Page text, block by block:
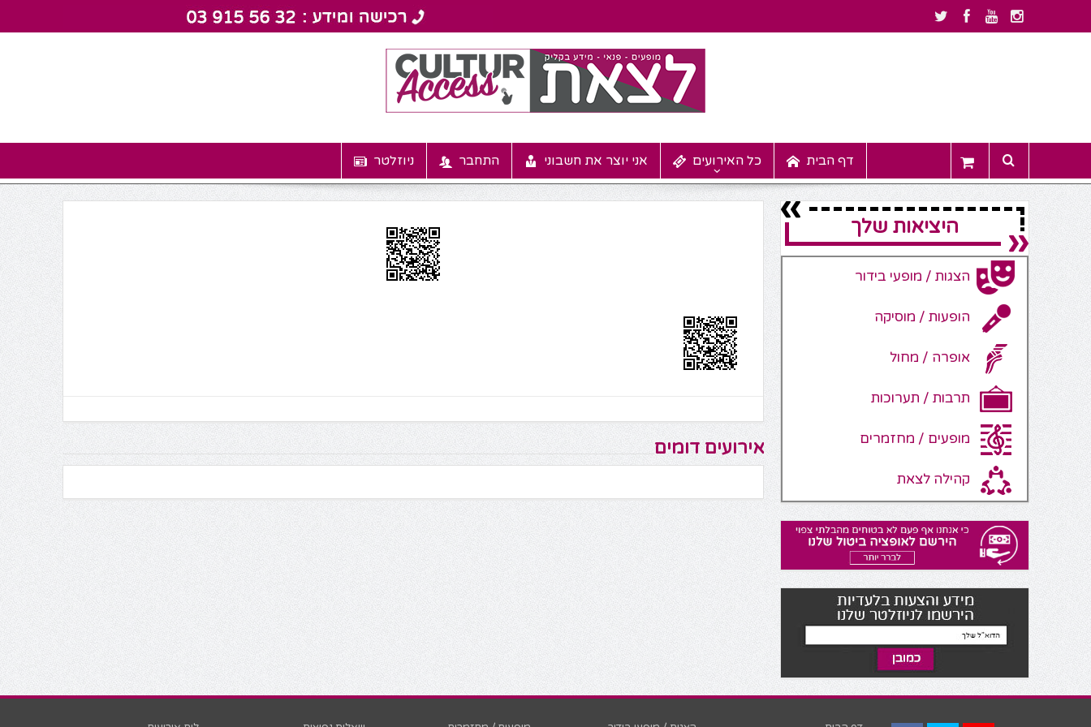
ניוזלטר התחבר אני יוצר את חשבוני כל האירועים דף הבית
אירועים דומים
היציאות שלך
הצגות / מופעי בידור
הופעות / מוסיקה
אופרה / מחול
תרבות / תערוכות
מופעים / מחזמרים
קהילה לצאת